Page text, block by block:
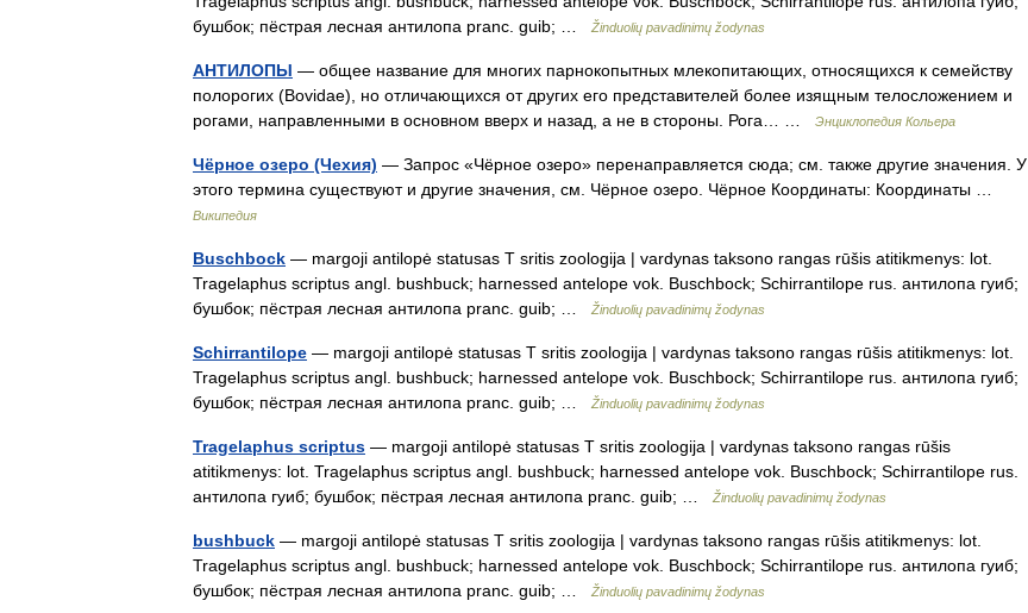
бушбок; пёстрая лесная антилопа pranc. guib; …
Žinduolių pavadinimų žodynas
АНТИЛОПЫ — общее название для многих парнокопытных млекопитающих, относящихся к семейству
полорогих (Bovidae), но отличающихся от других его представителей более изящным телосложением и
рогами, направленными в основном вверх и назад, а не в стороны. Рога… …
Энциклопедия Кольера
Чёрное озеро (Чехия) — Запрос «Чёрное озеро» перенаправляется сюда; см. также другие значения. У
этого термина существуют и другие значения, см. Чёрное озеро. Чёрное Координаты: Координаты …
Википедия
Buschbock — margoji antilopė statusas T sritis zoologija | vardynas taksono rangas rūšis atitikmenys: lot.
Tragelaphus scriptus angl. bushbuck; harnessed antelope vok. Buschbock; Schirrantilope rus. антилопа гуиб;
бушбок; пёстрая лесная антилопа pranc. guib; …
Žinduolių pavadinimų žodynas
Schirrantilope — margoji antilopė statusas T sritis zoologija | vardynas taksono rangas rūšis atitikmenys: lot.
Tragelaphus scriptus angl. bushbuck; harnessed antelope vok. Buschbock; Schirrantilope rus. антилопа гуиб;
бушбок; пёстрая лесная антилопа pranc. guib; …
Žinduolių pavadinimų žodynas
Tragelaphus scriptus — margoji antilopė statusas T sritis zoologija | vardynas taksono rangas rūšis
atitikmenys: lot. Tragelaphus scriptus angl. bushbuck; harnessed antelope vok. Buschbock; Schirrantilope rus.
антилопа гуиб; бушбок; пёстрая лесная антилопа pranc. guib; …
Žinduolių pavadinimų žodynas
bushbuck — margoji antilopė statusas T sritis zoologija | vardynas taksono rangas rūšis atitikmenys: lot.
Tragelaphus scriptus angl. bushbuck; harnessed antelope vok. Buschbock; Schirrantilope rus. антилопа гуиб;
бушбок; пёстрая лесная антилопа pranc. guib; …
Žinduolių pavadinimų žodynas